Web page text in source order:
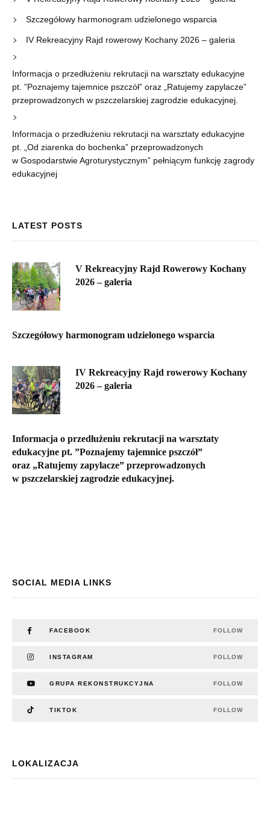
Szczegółowy harmonogram udzielonego wsparcia
IV Rekreacyjny Rajd rowerowy Kochany 2026 – galeria
Informacja o przedłużeniu rekrutacji na warsztaty edukacyjne
pt. ”Poznajemy tajemnice pszczół” oraz „Ratujemy zapylacze”
przeprowadzonych w pszczelarskiej zagrodzie edukacyjnej.
Informacja o przedłużeniu rekrutacji na warsztaty edukacyjne
pt. „Od ziarenka do bochenka” przeprowadzonych
w Gospodarstwie Agroturystycznym” pełniącym funkcję zagrody
edukacyjnej
LATEST POSTS
V Rekreacyjny Rajd Rowerowy Kochany
2026 – galeria
Szczegółowy harmonogram udzielonego wsparcia
IV Rekreacyjny Rajd rowerowy Kochany
2026 – galeria
Informacja o przedłużeniu rekrutacji na warsztaty
edukacyjne pt. ”Poznajemy tajemnice pszczół”
oraz „Ratujemy zapylacze” przeprowadzonych
w pszczelarskiej zagrodzie edukacyjnej.
SOCIAL MEDIA LINKS
FACEBOOK FOLLOW
INSTAGRAM FOLLOW
GRUPA REKONSTRUKCYJNA FOLLOW
TIKTOK FOLLOW
LOKALIZACJA